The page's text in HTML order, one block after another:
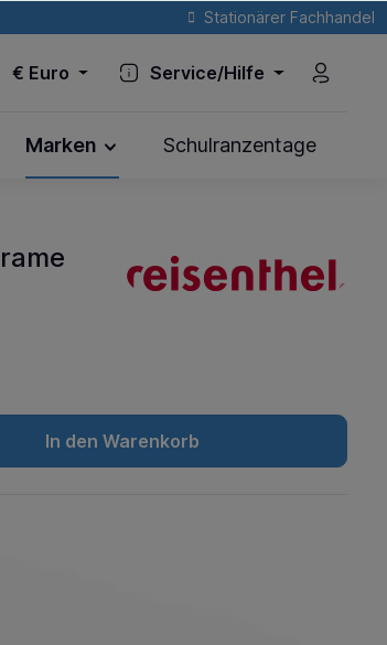
Stationärer Fachhandel
€ Euro Service/Hilfe
Marken Schulranzentage
In den Warenkorb